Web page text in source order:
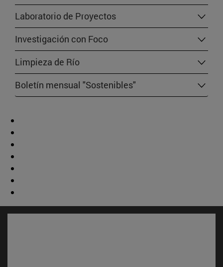
Laboratorio de Proyectos
Investigación con Foco
Limpieza de Río
Boletín mensual "Sostenibles"